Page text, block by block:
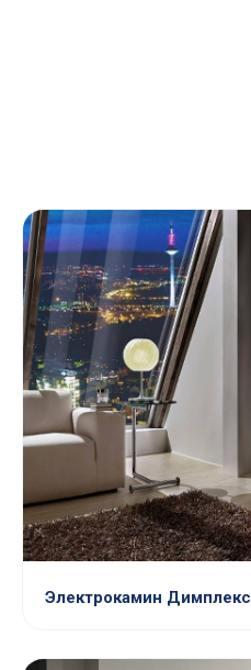
Электрокамин Димплекс